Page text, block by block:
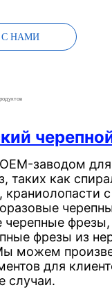
С НАМИ
ㅤㅤ